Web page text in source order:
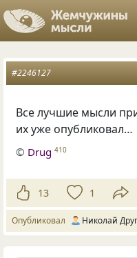
#2246127
Все лучшие мысли
их уже опубликовал…
© Drug 410
13 1
Опубликовал Николай